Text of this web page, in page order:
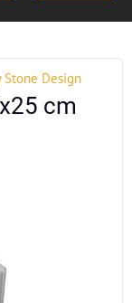
Stone Design
cm